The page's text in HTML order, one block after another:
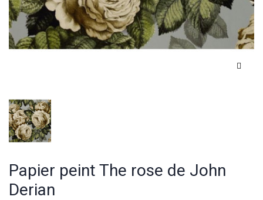
Papier peint The rose de John
Derian